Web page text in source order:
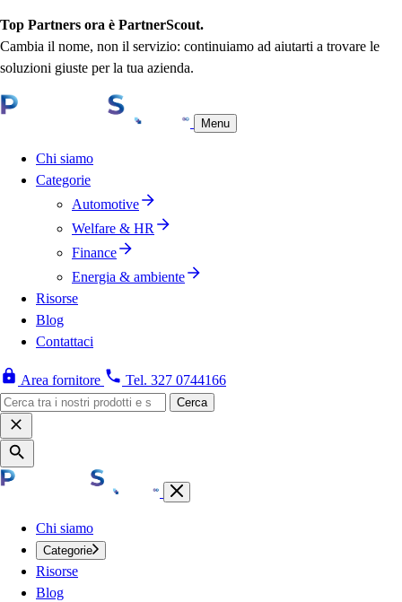
Top Partners ora è PartnerScout.
Cambia il nome, non il servizio: continuiamo ad aiutarti a trovare le
soluzioni giuste per la tua azienda.
Menu
Chi siamo
Categorie
Automotive
Welfare & HR
Finance
Energia & ambiente
Risorse
Blog
Contattaci
Area fornitore Tel. 327 0744166
Cerca
Chi siamo
Categorie
Risorse
Blog